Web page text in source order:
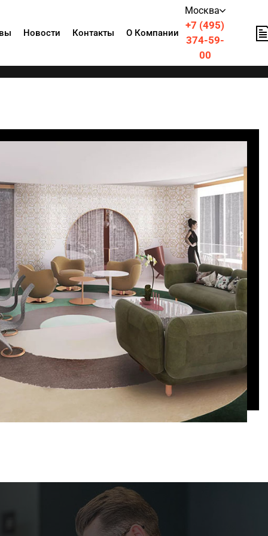
Новости Контакты О Компании
Москва
+7 (495)
374-59-
00